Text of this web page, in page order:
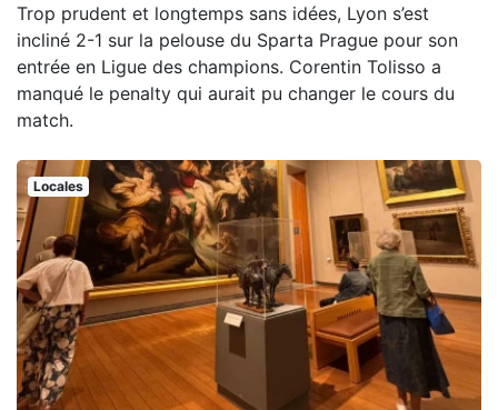
Trop prudent et longtemps sans idées, Lyon s’est
incliné 2-1 sur la pelouse du Sparta Prague pour son
entrée en Ligue des champions. Corentin Tolisso a
manqué le penalty qui aurait pu changer le cours du
match.
Locales